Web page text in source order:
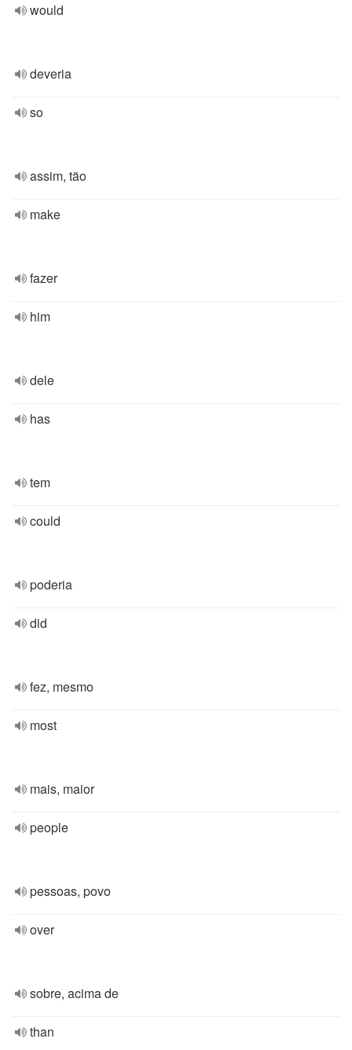
would
deveria
so
assim, tão
make
fazer
him
dele
has
tem
could
poderia
did
fez, mesmo
most
mais, maior
people
pessoas, povo
over
sobre, acima de
than